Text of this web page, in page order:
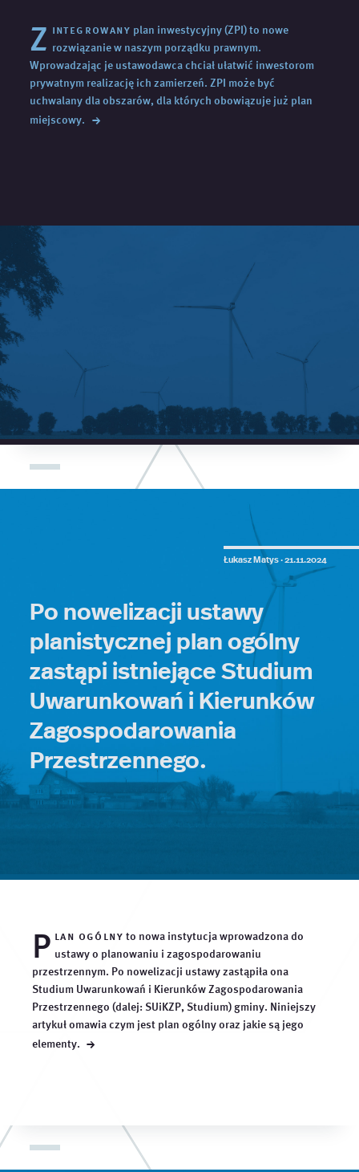
Z integrowany plan inwestycyjny (ZPI) to nowe
rozwiązanie w naszym porządku prawnym.
Wprowadzając je ustawodawca chciał ułatwić inwestorom
prywatnym realizację ich zamierzeń. ZPI może być
uchwalany dla obszarów, dla których obowiązuje już plan
miejscowy. →
Łukasz Matys ·21.11.2024
Po nowelizacji ustawy
planistycznej plan ogólny
zastąpi istniejące Studium
Uwarunkowań i Kierunków
Zagospodarowania
Przestrzennego.
P lan ogólny to nowa instytucja wprowadzona do
ustawy o planowaniu i zagospodarowaniu
przestrzennym. Po nowelizacji ustawy zastąpiła ona
Studium Uwarunkowań i Kierunków Zagospodarowania
Przestrzennego (dalej: SUiKZP, Studium) gminy. Niniejszy
artykuł omawia czym jest plan ogólny oraz jakie są jego
elementy. →